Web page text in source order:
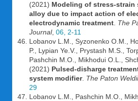
(2021) Modeling of stress-strain
alloy due to impact action of
electrodynamic treatment The
Journal, 06, 2-11
Lobanov L.M., Syzonenko O.M.,
P., Lypian Ye.V., Prystash M.S.,
Pashchin M.O., Mikhodui O.L.,
(2021) Pulsed-disharge
system modifier. The Paton
29
Lobanov L.M., Pashchin M.O.,